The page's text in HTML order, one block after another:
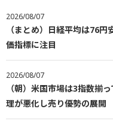
2026/08/07
（まとめ）日経平均は76
価指標に注目
2026/08/07
（朝）米国市場は3指数揃
理が悪化し売り優勢の展開